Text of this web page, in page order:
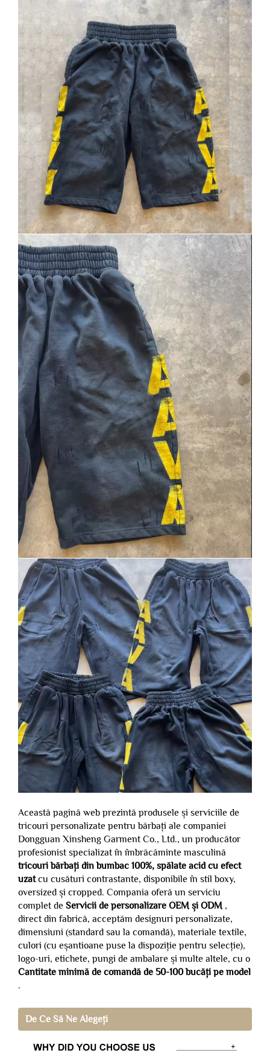
Această pagină web prezintă produsele și serviciile de
tricouri personalizate pentru bărbați ale companiei
Dongguan Xinsheng Garment Co., Ltd., un producător
profesionist specializat în îmbrăcăminte masculină
tricouri bărbați din bumbac 100%, spălate acid cu efect
uzatcu cusături contrastante, disponibile în stil boxy,
oversized și cropped. Compania oferă un serviciu
complet de Servicii de personalizare OEM și ODM ,
direct din fabrică, acceptăm designuri personalizate,
dimensiuni (standard sau la comandă), materiale textile,
culori (cu eșantioane puse la dispoziție pentru selecție),
logo-uri, etichete, pungi de ambalare și multe altele, cu o
Cantitate minimă de comandă de 50-100 bucăți pe model
.
De Ce Să Ne Alegeți